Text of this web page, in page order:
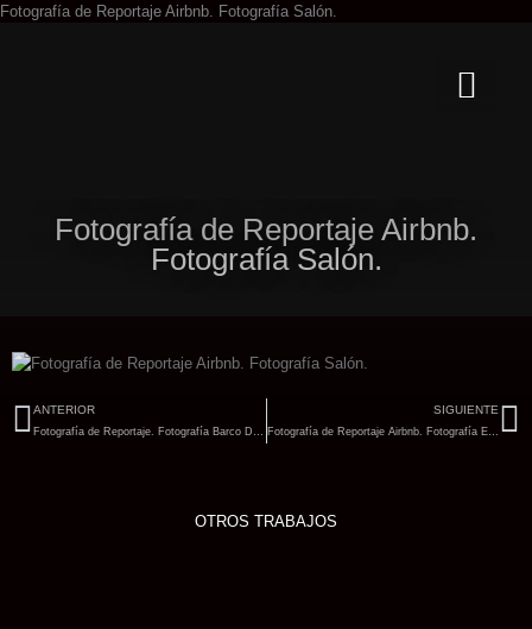
Fotografía de Reportaje Airbnb. Fotografía Salón.
Fotografía de Reportaje Airbnb.
Fotografía Salón.
Ant
ANTERIOR SIGUIENTE
Fotografía de Reportaje Airbnb. Fotografía Escalera.
OTROS TRABAJOS